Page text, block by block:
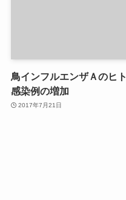
鳥インフルエンザＡのヒト
感染例の増加
2017年7月21日